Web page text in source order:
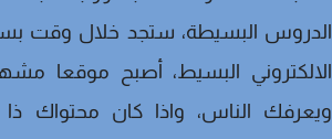
البسيطة، ستجد خلال وقت
البسيط، أصبح موقعا مشهورا
الناس، واذا كان محتواك ذا